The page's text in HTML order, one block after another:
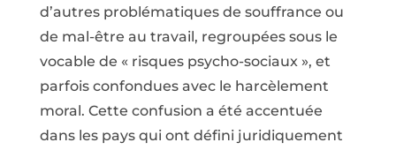
d’autres problématiques de souffrance ou
de mal-être au travail, regroupées sous le
vocable de « risques psycho-sociaux », et
parfois confondues avec le harcèlement
moral. Cette confusion a été accentuée
dans les pays qui ont défini juridiquement